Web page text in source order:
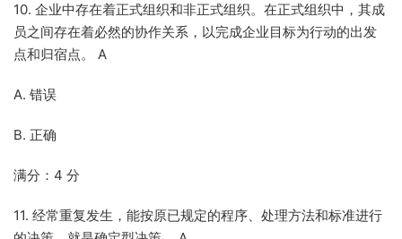
10. 企业中存在着正式组织和非正式组织。在正式组织中，其成
员之间存在着必然的协作关系，以完成企业目标为行动的出发
点和归宿点。 A
A. 错误
B. 正确
满分：4 分
11. 经常重复发生，能按原已规定的程序、处理方法和标准进行